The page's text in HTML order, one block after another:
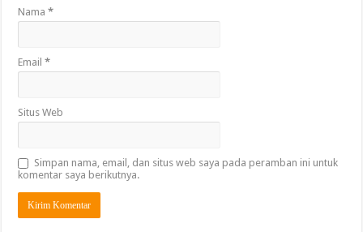
Nama*
Email*
Situs Web
Simpan nama, email, dan situs web saya pada peramban ini untuk
komentar saya berikutnya.